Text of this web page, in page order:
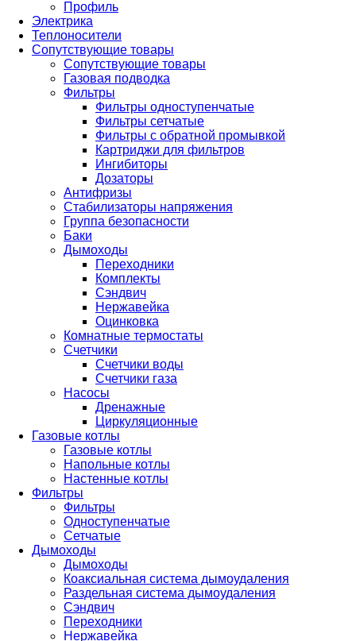
Профиль
Электрика
Теплоносители
Сопутствующие товары
Сопутствующие товары
Газовая подводка
Фильтры
Фильтры одноступенчатые
Фильтры сетчатые
Фильтры с обратной промывкой
Картриджи для фильтров
Ингибиторы
Дозаторы
Антифризы
Стабилизаторы напряжения
Группа безопасности
Баки
Дымоходы
Переходники
Комплекты
Сэндвич
Нержавейка
Оцинковка
Комнатные термостаты
Счетчики
Счетчики воды
Счетчики газа
Насосы
Дренажные
Циркуляционные
Газовые котлы
Газовые котлы
Напольные котлы
Настенные котлы
Фильтры
Фильтры
Одноступенчатые
Сетчатые
Дымоходы
Дымоходы
Коаксиальная система дымоудаления
Раздельная система дымоудаления
Сэндвич
Переходники
Нержавейка